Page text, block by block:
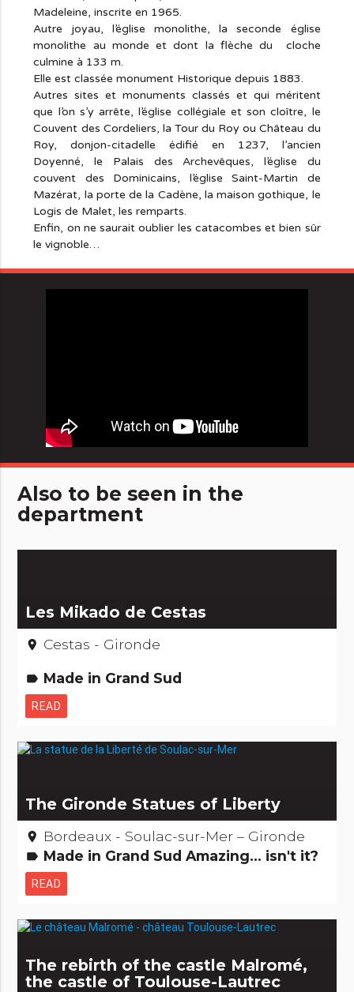
Madeleine, inscrite en 1965.
Autre joyau, l’église monolithe, la seconde église
monolithe au monde et dont la flèche du cloche
culmine à 133 m.
Elle est classée monument Historique depuis 1883.
Autres sites et monuments classés et qui méritent
que l’on s’y arrête, l’église collégiale et son cloître, le
Couvent des Cordeliers, la Tour du Roy ou Château du
Roy, donjon-citadelle édifié en 1237, l’ancien
Doyenné, le Palais des Archevêques, l’église du
couvent des Dominicains, l’église Saint-Martin de
Mazérat, la porte de la Cadène, la maison gothique, le
Logis de Malet, les remparts.
Enfin, on ne saurait oublier les catacombes et bien sûr
le vignoble…
Also to be seen in the
department
Les Mikado de Cestas
place Cestas - Gironde
label Made in Grand Sud
READ
The Gironde Statues of Liberty
place Bordeaux - Soulac-sur-Mer – Gironde
label Made in Grand Sud Amazing... isn't it?
READ
The rebirth of the castle Malromé,
the castle of Toulouse-Lautrec